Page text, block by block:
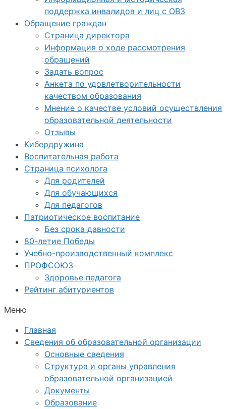
поддержка инвалидов и лиц с ОВЗ
Обращение граждан
Страница директора
Информация о ходе рассмотрения
обращений
Задать вопрос
Анкета по удовлетворительности
качеством образования
Мнение о качестве условий осуществления
образовательной деятельности
Отзывы
Кибердружина
Воспитательная работа
Страница психолога
Для родителей
Для обучающихся
Для педагогов
Патриотическое воспитание
Без срока давности
80-летие Победы
Учебно-производственный комплекс
ПРОФСОЮЗ
Здоровье педагога
Рейтинг абитуриентов
Меню
Главная
Сведения об образовательной организации
Основные сведения
Структура и органы управления
образовательной организацией
Документы
Образование